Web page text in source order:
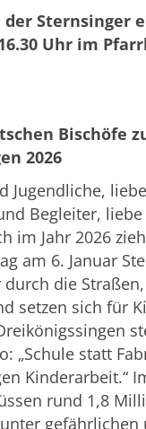
der Sternsinger
Uhr im
Bischöfe
2026
Jugendliche, liebe
Begleiter, liebe
im Jahr 2026
am 6. Januar
die
setzen sich für
„Schule statt
Kinderarbeit.“
rund 1,8
gefährlichen